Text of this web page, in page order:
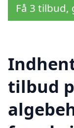
Få 3
tilbud